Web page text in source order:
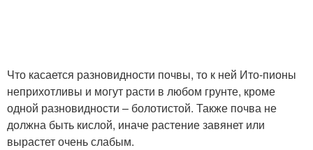
Что касается разновидности почвы, то к ней Ито-пионы
неприхотливы и могут расти в любом грунте, кроме
одной разновидности – болотистой. Также почва не
должна быть кислой, иначе растение завянет или
вырастет очень слабым.